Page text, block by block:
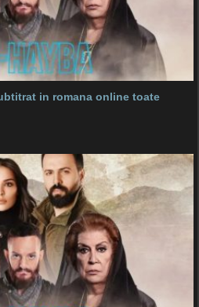
in romana online toate